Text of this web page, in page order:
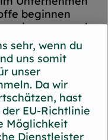
beginnen
werden
Zusätzlich
externe Labors
auch
zu den
vor Ort,
sehr, wenn du
uns somit
unser
Da wir
hast
EU-Richtlinie
Möglichkeit
Dienstleister